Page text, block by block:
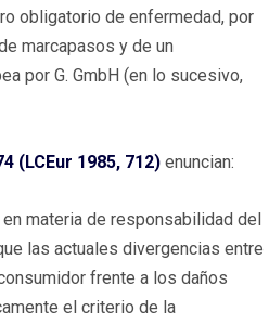
obligatorio de enfermedad, por
marcapasos y de un
por G. GmbH (en lo sucesivo,
(LCEur 1985, 712) enuncian:
materia de responsabilidad del
las actuales divergencias entre
frente a los daños
el criterio de la